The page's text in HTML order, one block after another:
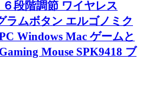
段階調節 ワイヤレス
ラムボタン エルゴノミク
Windows Mac ゲームと
Mouse SPK9418 ブ